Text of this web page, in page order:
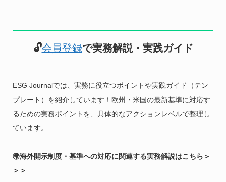
🔓会員登録で実務解説・実践ガイド
ESG Journalでは、実務に役立つポイントや実践ガイド（テン
プレート）を紹介しています！欧州・米国の最新基準に対応す
るための実務ポイントを、具体的なアクションレベルで整理し
ています。
🌍海外開示制度・基準への対応に関連する実務解説はこちら＞
＞＞